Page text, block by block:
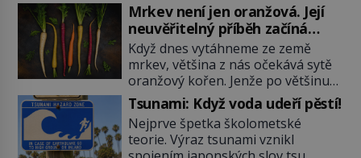
Mrkev není jen oranžová. Její
neuvěřitelný příběh začíná
fialovou barvou
Když dnes vytáhneme ze země
mrkev, většina z nás očekává sytě
oranžový kořen. Jenže po většinu
své historie je mrkev všechno
možné, jen ne oranžová. Je fialová,
žlutá, bílá, někdy dokonce téměř
černá. Až díky stovkám let
Tsunami: Když voda udeří pěstí!
Nejprve špetka školometské
teorie. Výraz tsunami vznikl